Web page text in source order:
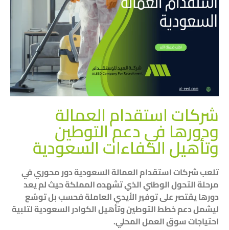
شركات استقدام العمالة
ودورها في دعم التوطين
وتأهيل الكفاءات السعودية
تلعب شركات استقدام العمالة السعودية دور محوري في
مرحلة التحول الوطني الذي تشهده المملكة حيث لم يعد
دورها يقتصر على توفير الأيدي العاملة فحسب بل توسّع
ليشمل دعم خطط التوطين وتأهيل الكوادر السعودية لتلبية
احتياجات سوق العمل المحلي.